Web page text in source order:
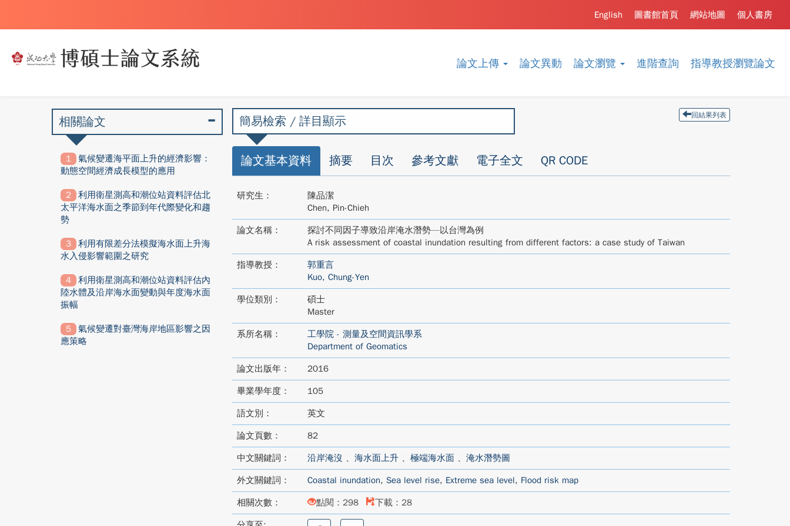
論文上傳 論文異動 論文瀏覽 進階查詢 指導教授瀏覽論文
個人書房
網站地圖
圖書館首頁
English
簡易檢索 / 詳目顯示 回結果列表
論文基本資料 摘要 目次 參考文獻 電子全文 QR CODE
研究生：
陳品潔
Chen, Pin-Chieh
論文名稱：
探討不同因子導致沿岸淹水潛勢—以台灣為例
A risk assessment of coastal inundation resulting from different factors: a case study of Taiwan
指導教授：
郭重言
Kuo, Chung-Yen
學位類別：
碩士
Master
系所名稱：
工學院 - 測量及空間資訊學系
Department of Geomatics
論文出版年： 2016
畢業學年度： 105
語文別： 英文
論文頁數： 82
中文關鍵詞： 沿岸淹沒 、 海水面上升、 極端海水面、 淹水潛勢圖
外文關鍵詞： Coastal inundation, Sea level rise, Extreme sea level, Flood risk map
相關次數： 點閱：298 下載：28
相關論文
氣候變遷海平面上升的經濟影響：
動態空間經濟成長模型的應用
利用衛星測高和潮位站資料評估北
太平洋海水面之季節到年代際變化和趨
勢
利用有限差分法模擬海水面上升海
水入侵影響範圍之研究
利用衛星測高和潮位站資料評估內
陸水體及沿岸海水面變動與年度海水面
振幅
氣候變遷對臺灣海岸地區影響之因
應策略